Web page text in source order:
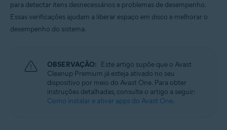
para detectar itens desnecessários e problemas de desempenho.
Essas verificações ajudam a liberar espaço em disco e melhorar o
desempenho do sistema.
OBSERVAÇÃO: Este artigo supõe que o Avast
Cleanup Premium já esteja ativado no seu
dispositivo por meio do Avast One. Para obter
instruções detalhadas, consulte o artigo a seguir:
Como instalar e ativar apps do Avast One.